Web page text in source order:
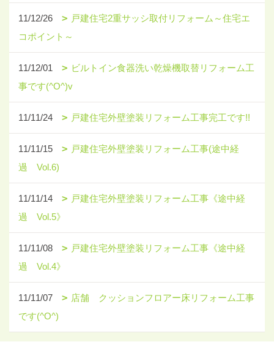
11/12/26
戸建住宅2重サッシ取付リフォーム～住宅エ
コポイント～
11/12/01
ビルトイン食器洗い乾燥機取替リフォーム工
事です(^O^)v
11/11/24 戸建住宅外壁塗装リフォーム工事完工です!!
11/11/15
戸建住宅外壁塗装リフォーム工事(途中経
過 Vol.6)
11/11/14
戸建住宅外壁塗装リフォーム工事《途中経
過 Vol.5》
11/11/08
戸建住宅外壁塗装リフォーム工事《途中経
過 Vol.4》
11/11/07
店舗 クッションフロアー床リフォーム工事
です(^O^)